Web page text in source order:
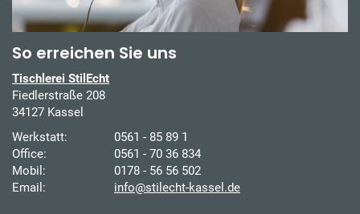
So erreichen Sie uns
Tischlerei StilEcht
Fiedlerstraße 208
34127 Kassel
Werkstatt:
0561 - 85 89 1
Office:
0561 - 70 36 834
Mobil:
0178 - 56 56 502
Email:
info@stilecht-kassel.de